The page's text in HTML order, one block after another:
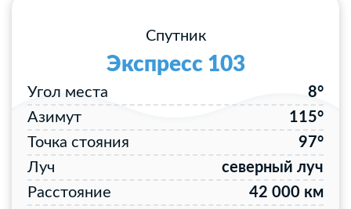
Спутник
Экспресс 103
Угол места
8°
Азимут
115°
Точка стояния
97°
Луч
северный луч
Расстояние
42 000 км